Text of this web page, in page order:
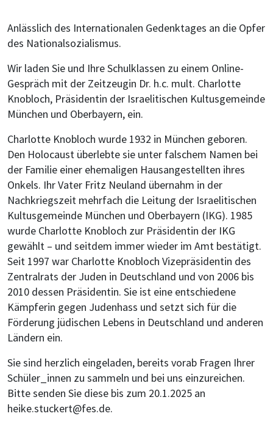
Anlässlich des Internationalen Gedenktages an die Opfer
des Nationalsozialismus.
Wir laden Sie und Ihre Schulklassen zu einem Online-
Gespräch mit der Zeitzeugin Dr. h.c. mult. Charlotte
Knobloch, Präsidentin der Israelitischen Kultusgemeinde
München und Oberbayern, ein.
Charlotte Knobloch wurde 1932 in München geboren.
Den Holocaust überlebte sie unter falschem Namen bei
der Familie einer ehemaligen Hausangestellten ihres
Onkels. Ihr Vater Fritz Neuland übernahm in der
Nachkriegszeit mehrfach die Leitung der Israelitischen
Kultusgemeinde München und Oberbayern (IKG). 1985
wurde Charlotte Knobloch zur Präsidentin der IKG
gewählt – und seitdem immer wieder im Amt bestätigt.
Seit 1997 war Charlotte Knobloch Vizepräsidentin des
Zentralrats der Juden in Deutschland und von 2006 bis
2010 dessen Präsidentin. Sie ist eine entschiedene
Kämpferin gegen Judenhass und setzt sich für die
Förderung jüdischen Lebens in Deutschland und anderen
Ländern ein.
Sie sind herzlich eingeladen, bereits vorab Fragen Ihrer
Schüler_innen zu sammeln und bei uns einzureichen.
Bitte senden Sie diese bis zum 20.1.2025 an
heike.stuckert@fes.de.